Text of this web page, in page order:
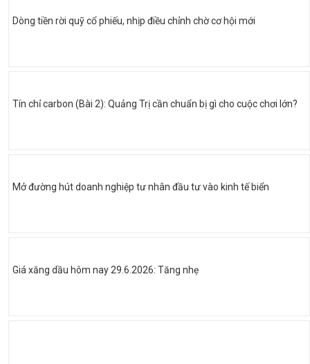
Dòng tiền rời quỹ cổ phiếu, nhịp điều chỉnh chờ cơ hội mới
Tín chỉ carbon (Bài 2): Quảng Trị cần chuẩn bị gì cho cuộc chơi lớn?
Mở đường hút doanh nghiệp tư nhân đầu tư vào kinh tế biển
Giá xăng dầu hôm nay 29.6.2026: Tăng nhẹ